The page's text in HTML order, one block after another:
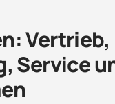
Vertrieb,
Service